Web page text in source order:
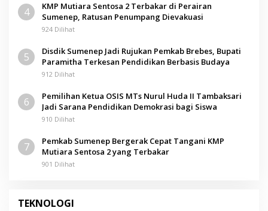
4
KMP Mutiara Sentosa 2 Terbakar di Perairan
Sumenep, Ratusan Penumpang Dievakuasi
924 Dilihat
5
Disdik Sumenep Jadi Rujukan Pemkab Brebes, Bupati
Paramitha Terkesan Pendidikan Berbasis Budaya
912 Dilihat
6
Pemilihan Ketua OSIS MTs Nurul Huda II Tambaksari
Jadi Sarana Pendidikan Demokrasi bagi Siswa
910 Dilihat
7
Pemkab Sumenep Bergerak Cepat Tangani KMP
Mutiara Sentosa 2 yang Terbakar
901 Dilihat
TEKNOLOGI